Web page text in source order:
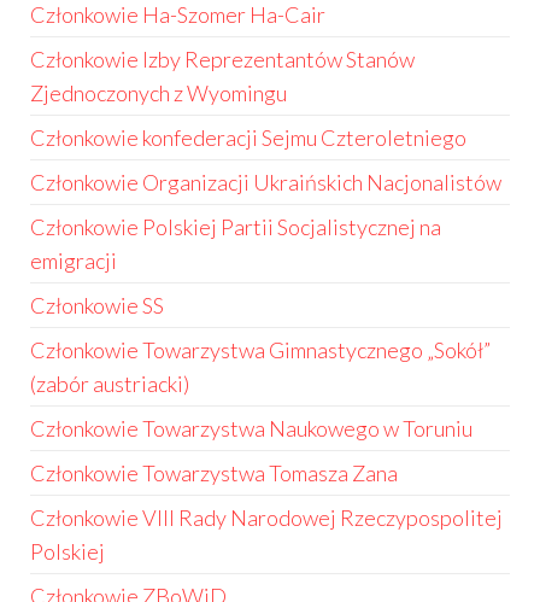
Członkowie Ha-Szomer Ha-Cair
Członkowie Izby Reprezentantów Stanów
Zjednoczonych z Wyomingu
Członkowie konfederacji Sejmu Czteroletniego
Członkowie Organizacji Ukraińskich Nacjonalistów
Członkowie Polskiej Partii Socjalistycznej na
emigracji
Członkowie SS
Członkowie Towarzystwa Gimnastycznego „Sokół”
(zabór austriacki)
Członkowie Towarzystwa Naukowego w Toruniu
Członkowie Towarzystwa Tomasza Zana
Członkowie VIII Rady Narodowej Rzeczypospolitej
Polskiej
Członkowie ZBoWiD